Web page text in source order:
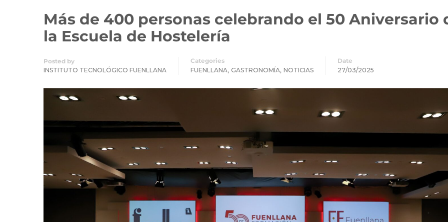
Más de 400 personas celebrando el 50 Aniversario
la Escuela de Hostelería
Posted by
INSTITUTO TECNOLÓGICO FUENLLANA
Categories
FUENLLANA, GASTRONOMÍA, NOTICIAS
Date
27/03/2025